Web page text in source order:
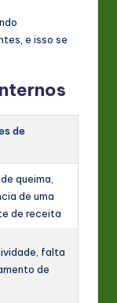
e isso se
de
queima,
de uma
de receita
falta
de